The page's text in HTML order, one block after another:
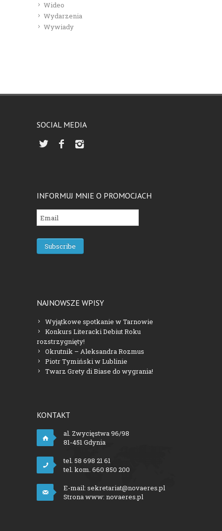
Wideo
Wydarzenia
Wywiady
SOCIAL MEDIA
INFORMUJ MNIE O PROMOCJACH
NAJNOWSZE WPISY
Wyjątkowe spotkanie w Tarnowie
Konkurs Literacki Debiut Roku
rozstrzygnięty!
Okrutnik – Aleksandra Rozmus
Piotr Tymiński w Lublinie
Twarz Grety di Biase do wygrania!
KONTAKT
al. Zwycięstwa 96/98
81-451 Gdynia
tel. 58 698 21 61
tel. kom. 660 850 200
E-mail: sekretariat@novaeres.pl
Strona www: novaeres.pl